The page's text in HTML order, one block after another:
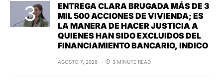
ENTREGA CLARA BRUGADA MÁS DE 3
MIL 500 ACCIONES DE VIVIENDA; ES
LA MANERA DE HACER JUSTICIA A
QUIENES HAN SIDO EXCLUIDOS DEL
FINANCIAMIENTO BANCARIO, INDICO
AGOSTO 7, 2026 3 MINUTE READ